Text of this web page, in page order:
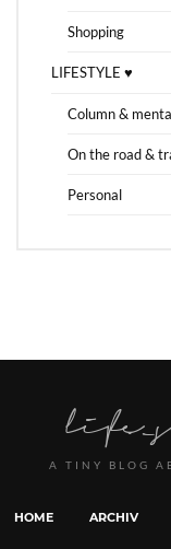
Shopping
LIFESTYLE ♥
Column &
On the road &
Personal
A TINY BLOG
HOME ARCHIV